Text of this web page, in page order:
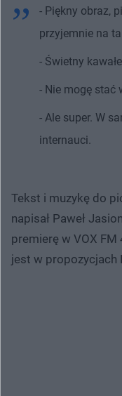
- Piękny obraz,
przyjemnie na
- Świetny
- Nie mogę stać
- Ale super. W
internauci.
Tekst i muzykę do
napisał Paweł
premierę w VOX
jest w propozycjach